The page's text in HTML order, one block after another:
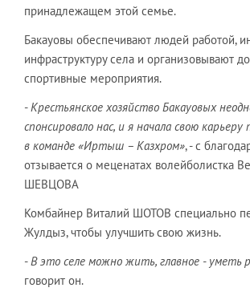
принадлежащем этой семье.
Бакауовы обеспечивают людей работой,
инфраструктуру села и организовывают
спортивные мероприятия.
- Крестьянское хозяйство Бакауовых
спонсировало нас, и я начала свою карьеру
в команде «Иртыш – Казхром», - с
отзывается о меценатах волейболистка
ШЕВЦОВА
Комбайнер Виталий ШОТОВ специально
Жулдыз, чтобы улучшить свою жизнь.
-В это селе можно жить, главное - уметь
говорит он.